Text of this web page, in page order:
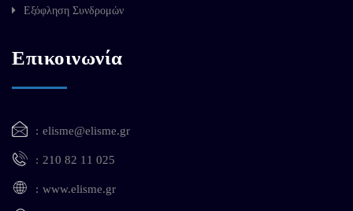
Εξόφληση Συνδρομών
Επικοινωνία
elisme@elisme.gr
210 82 11 025
www.elisme.gr